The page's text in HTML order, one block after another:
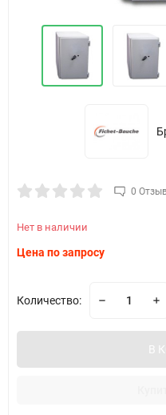
0
Нет в наличии
Цена по запросу
Количество:
В